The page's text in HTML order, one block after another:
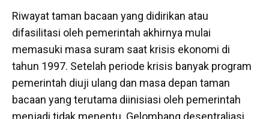
Riwayat taman bacaan yang didirikan atau
difasilitasi oleh pemerintah akhirnya mulai
memasuki masa suram saat krisis ekonomi di
tahun 1997. Setelah periode krisis banyak program
pemerintah diuji ulang dan masa depan taman
bacaan yang terutama diinisiasi oleh pemerintah
menjadi tidak menentu. Gelombang desentraliasi